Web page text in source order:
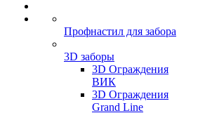
Профнастил для забора
3D заборы
3D Ограждения
ВИК
3D Ограждения
Grand Line